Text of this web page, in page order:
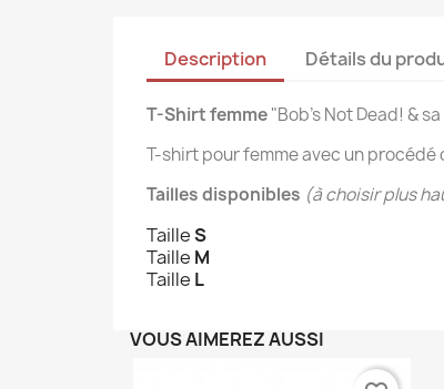
Description Détails du
T-Shirt femme"Bob's Not Dead! &
T-shirt pour femme avec un procédé
Tailles disponibles (à choisir plus
TailleS
Taille M
Taille L
VOUS AIMEREZ AUSSI